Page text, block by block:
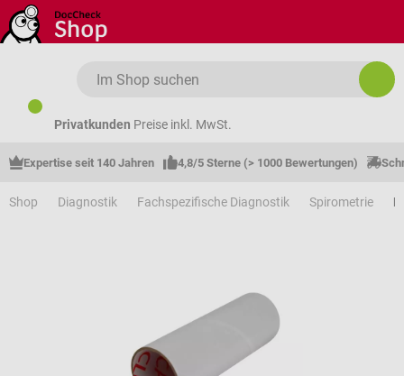
Zum Hauptinhalt springen
Privatkunden Preise inkl. MwSt.
Expertise seit 140 Jahren 4,8/5 Sterne (> 1000 Bewertungen)
Shop Diagnostik Fachspezifische Diagnostik Spirometrie